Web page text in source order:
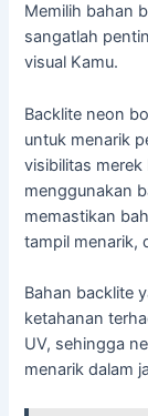
Memilih bahan
sangatlah
visual Kamu.
Backlite neon
untuk menarik
visibilitas merek
menggunakan
memastikan
tampil menarik,
Bahan backlite
ketahanan
UV, sehingga
menarik dalam